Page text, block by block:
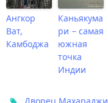
Ангкор
Ват,
Камбоджа
Каньякума
ри – самая
южная
точка
Индии